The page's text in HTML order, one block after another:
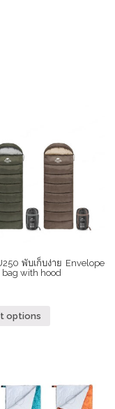
พับเก็บง่าย Envelope
bag with hood
options